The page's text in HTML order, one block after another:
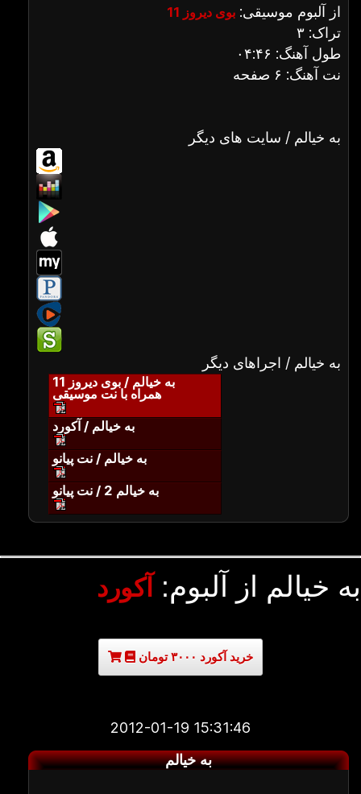
از آلبوم موسیقی: بوی دیروز 11
تراک: ۳
طول آهنگ: ۰۴:۴۶
نت آهنگ: ۶ صفحه
به خیالم / سایت های دیگر
به خیالم / اجراهای دیگر
به خیالم / بوی دیروز 11
همراه با نت موسیقی
به خیالم / آکورد
به خیالم / نت پیانو
به خیالم 2 / نت پیانو
به خیالم از آلبوم: آکورد
خرید آکورد ۳۰۰۰ تومان
2012-01-19 15:31:46
به خیالم